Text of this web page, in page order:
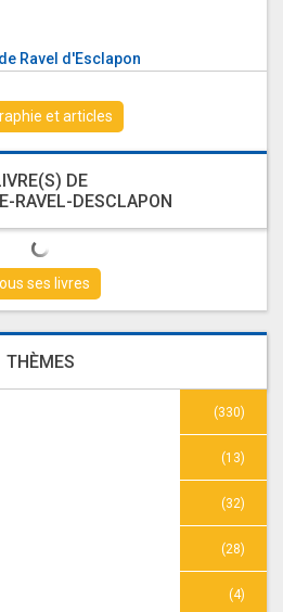
Ravel d'Esclapon
et articles
DE
RAVEL-DESCLAPON
ses livres
THÈMES
(330)
(13)
(32)
(28)
(4)